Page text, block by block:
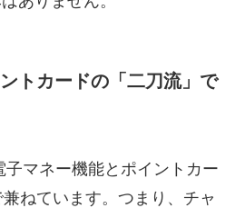
トカードの「二刀流」で
子マネー機能とポイントカー
ねています。つまり、チャ